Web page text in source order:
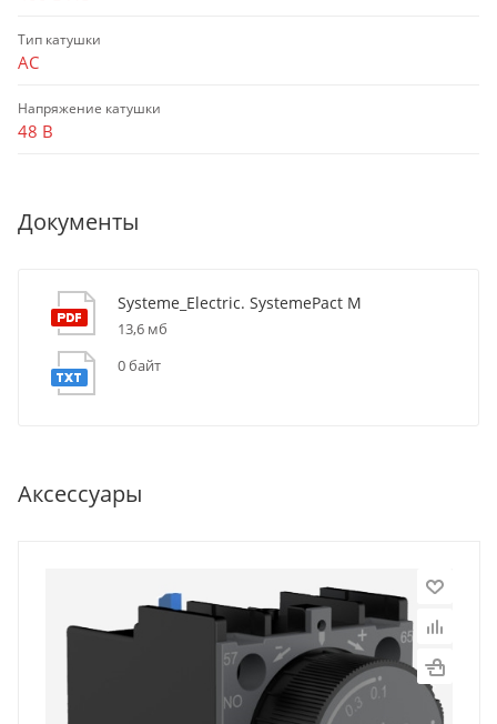
Тип катушки
AC
Напряжение катушки
48 В
Документы
Systeme_Electric. SystemePact M
13,6 мб
0 байт
Аксессуары